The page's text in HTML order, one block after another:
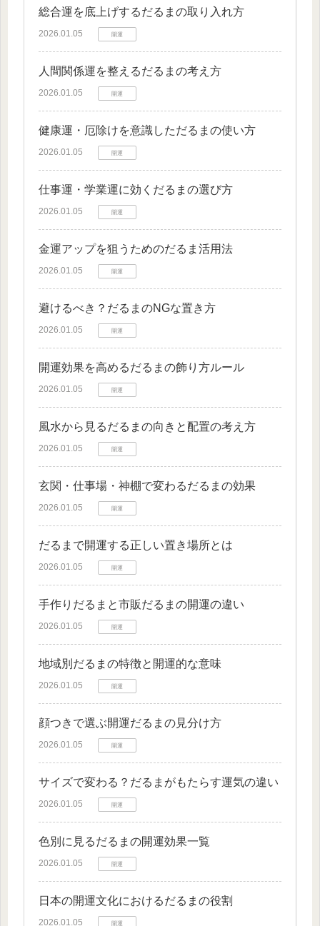
総合運を底上げするだるまの取り入れ方
2026.01.05 開運
人間関係運を整えるだるまの考え方
2026.01.05 開運
健康運・厄除けを意識しただるまの使い方
2026.01.05 開運
仕事運・学業運に効くだるまの選び方
2026.01.05 開運
金運アップを狙うためのだるま活用法
2026.01.05 開運
避けるべき？だるまのNGな置き方
2026.01.05 開運
開運効果を高めるだるまの飾り方ルール
2026.01.05 開運
風水から見るだるまの向きと配置の考え方
2026.01.05 開運
玄関・仕事場・神棚で変わるだるまの効果
2026.01.05 開運
だるまで開運する正しい置き場所とは
2026.01.05 開運
手作りだるまと市販だるまの開運の違い
2026.01.05 開運
地域別だるまの特徴と開運的な意味
2026.01.05 開運
顔つきで選ぶ開運だるまの見分け方
2026.01.05 開運
サイズで変わる？だるまがもたらす運気の違い
2026.01.05 開運
色別に見るだるまの開運効果一覧
2026.01.05 開運
日本の開運文化におけるだるまの役割
2026.01.05 開運